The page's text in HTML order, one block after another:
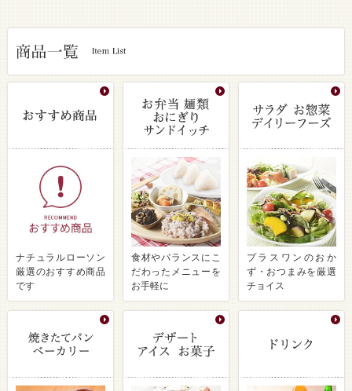
ナチュラルローソン
厳選のおすすめ商品
です
食材やバランスにこ
だわったメニューを
お手軽に
プラスワンのおか
ず・おつまみを厳選
チョイス